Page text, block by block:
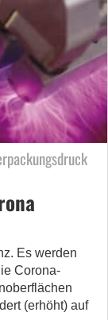
Es werden
Corona-
(erhöht) auf